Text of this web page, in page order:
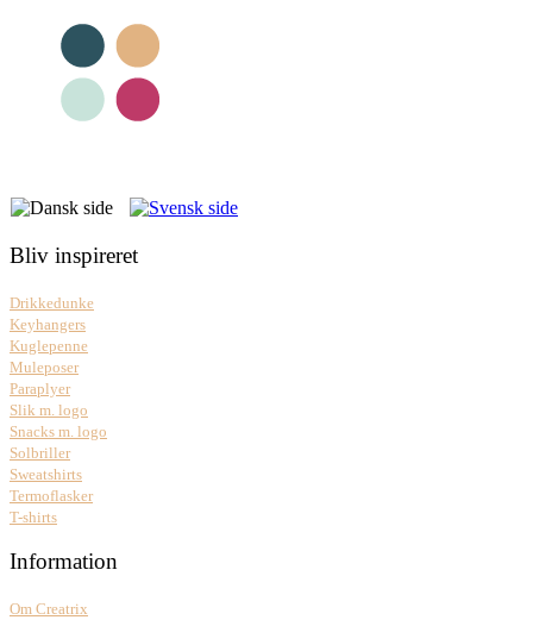
Bliv inspireret
Drikkedunke
Keyhangers
Kuglepenne
Muleposer
Paraplyer
Slik m. logo
Snacks m. logo
Solbriller
Sweatshirts
Termoflasker
T-shirts
Information
Om Creatrix